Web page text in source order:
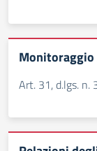
Monitoraggio
Art. 31, d.lgs. n.